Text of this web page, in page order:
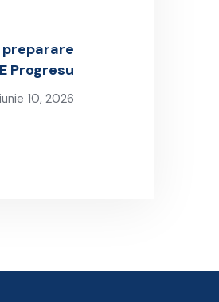
preparare
Progresu
iunie 10, 2026